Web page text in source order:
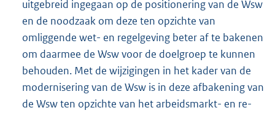
uitgebreid ingegaan op de positionering van de Wsw
en de noodzaak om deze ten opzichte van
omliggende wet- en regelgeving beter af te bakenen
om daarmee de Wsw voor de doelgroep te kunnen
behouden. Met de wijzigingen in het kader van de
modernisering van de Wsw is in deze afbakening van
de Wsw ten opzichte van het arbeidsmarkt- en re-